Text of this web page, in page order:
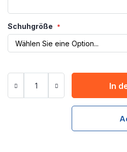
Schuhgröße
In